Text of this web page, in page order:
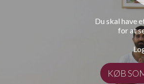
Du skal have
for at
KØB